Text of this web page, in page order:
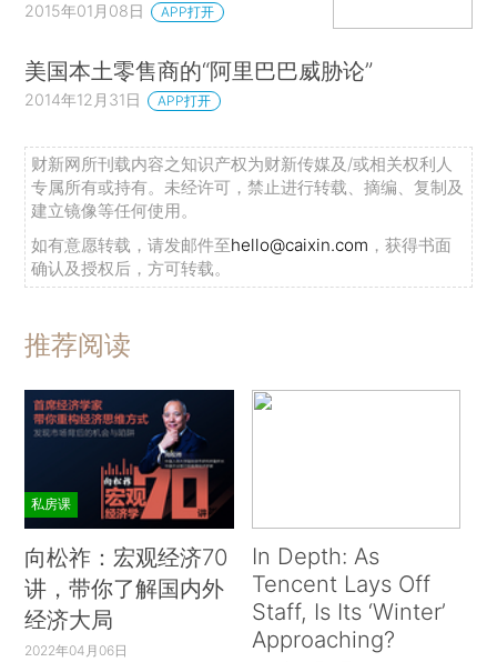
2015年01月08日 APP打开
美国本土零售商的“阿里巴巴威胁论”
2014年12月31日 APP打开
财新网所刊载内容之知识产权为财新传媒及/或相关权利人
专属所有或持有。未经许可，禁止进行转载、摘编、复制及
建立镜像等任何使用。
如有意愿转载，请发邮件至hello@caixin.com ，获得书面
确认及授权后，方可转载。
推荐阅读
私房课
向松祚：宏观经济70
讲，带你了解国内外
经济大局
2022年04月06日
In Depth: As
Tencent Lays Off
Staff, Is Its ‘Winter’
Approaching?